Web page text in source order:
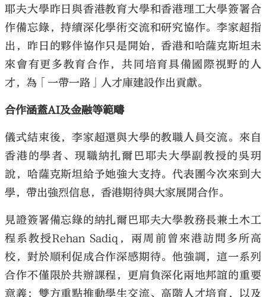
耶夫大學昨日與香港教育大學和香港理工大學簽署合
作備忘錄，持續深化學術交流和研究協作。李家超指
出，昨日的夥伴協作只是開始，香港和哈薩克斯坦未
來會有更多教育合作，共同培育具備國際視野的人
才，為「一帶一路」人才庫建設作出貢獻。
合作涵蓋AI及金融等範疇
儀式結束後，李家超還與大學的教職人員交流。來自
香港的學者、現職納扎爾巴耶夫大學副教授的吳玥
說，哈薩克斯坦給予她強大支持。代表團今次來到大
學，帶出強烈信息，香港期待與大家展開合作。
見證簽署備忘錄的納扎爾巴耶夫大學教務長兼土木工
程系教授Rehan Sadiq，兩周前曾來港訪問多所高
校，對於順利促成合作深感期待。他強調，這一系列
合作不僅限於共辦課程，更肩負深化兩地邦誼的重要
意義；雙方重點推動學生交流、高階人才培育，以及